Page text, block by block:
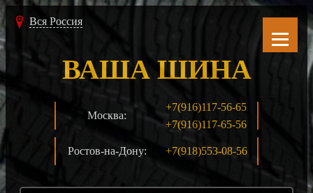
Вся Россия
Москва:
+7(916)117-56-65
+7(916)117-65-56
Ростов-на-Дону: +7(918)553-08-56
ВАША ШИНА